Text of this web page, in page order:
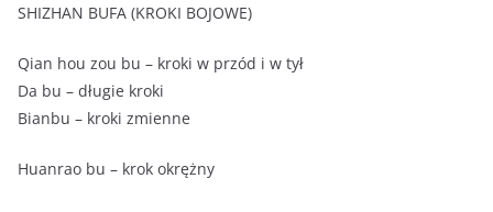
SHIZHAN BUFA (KROKI BOJOWE)
Qian hou zou bu – kroki w przód i w tył
Da bu – długie kroki
Bianbu – kroki zmienne
Huanrao bu – krok okrężny